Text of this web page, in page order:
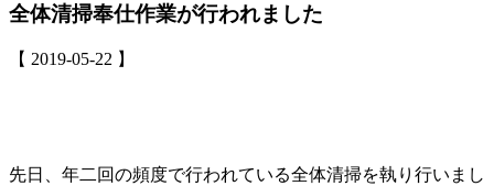
全体清掃奉仕作業が行われました
【 2019-05-22 】
先日、年二回の頻度で行われている全体清掃を執り行いまし